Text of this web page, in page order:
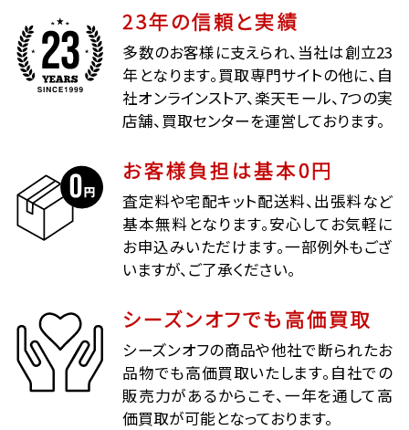
23年の信頼と実績
多数のお客様に支えられ、当社は創立23
年となります。買取専門サイトの他に、自
社オンラインストア、楽天モール、7つの実
店舗、買取センターを運営しております。
お客様負担は基本0円
査定料や宅配キット配送料、出張料など
基本無料となります。安心してお気軽に
お申込みいただけます。一部例外もござ
いますが、ご了承ください。
シーズンオフでも高価買取
シーズンオフの商品や他社で断られたお
品物でも高価買取いたします。自社での
販売力があるからこそ、一年を通して高
価買取が可能となっております。